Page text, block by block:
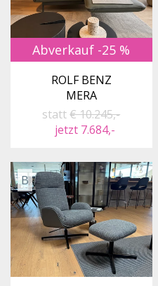
Abverkauf -25 %
ROLF BENZ
MERA
statt€ 10.245,-
jetzt 7.684,-
B